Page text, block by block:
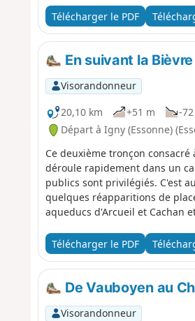
Télécharger le PDF
En suivant la
Visorandonneur
20,10 km
+51 m -
Départ à Igny (Essonne)
Ce deuxième tronçon
déroule rapidement dans un
publics sont privilégiés. C'est
quelques réapparitions de
aqueducs d'Arcueil et Cachan
Télécharger le PDF
De Vauboyen au
Visorandonneur